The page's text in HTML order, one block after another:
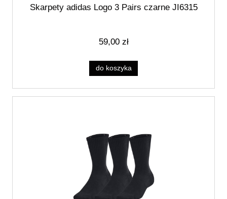
Skarpety adidas Logo 3 Pairs czarne JI6315
59,00 zł
do koszyka